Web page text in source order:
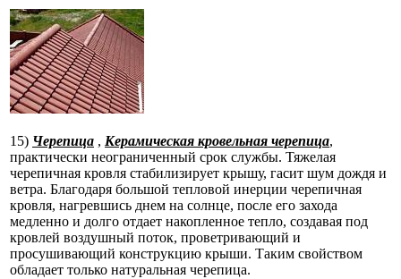
15) Черепица , Керамическая кровельная черепица,
практически неограниченный срок службы. Тяжелая
черепичная кровля стабилизирует крышу, гасит шум дождя и
ветра. Благодаря большой тепловой инерции черепичная
кровля, нагревшись днем на солнце, после его захода
медленно и долго отдает накопленное тепло, создавая под
кровлей воздушный поток, проветривающий и
просушивающий конструкцию крыши. Таким свойством
обладает только натуральная черепица.